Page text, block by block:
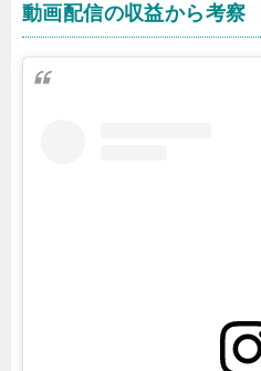
動画配信の収益から考察